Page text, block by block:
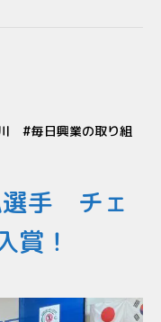
毎日興業の取り組
選手 チェ
賞！